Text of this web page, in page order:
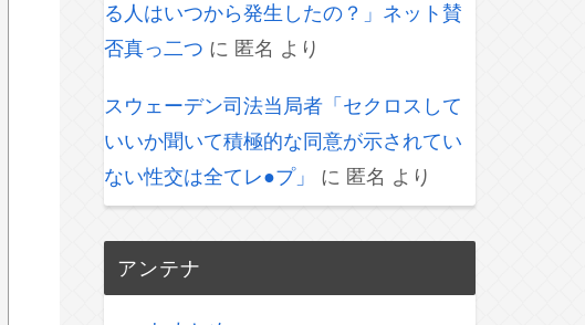
る人はいつから発生したの？」ネット賛
否真っ二つ に 匿名 より
スウェーデン司法当局者「セクロスして
いいか聞いて積極的な同意が示されてい
ない性交は全てレ●プ」
に 匿名 より
アンテナ